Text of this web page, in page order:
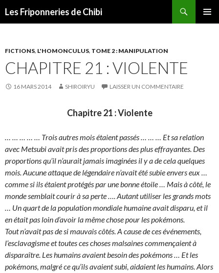
Les Friponneries de Chibi
FICTIONS, L'HOMONCULUS, TOME 2 : MANIPULATION
CHAPITRE 21 : VIOLENTE
16 MARS 2014 SHIROIRYU LAISSER UN COMMENTAIRE
Chapitre 21 : Violente
… … … … … Trois autres mois étaient passés … … … Et sa relation
avec Metsubi avait pris des proportions des plus effrayantes. Des
proportions qu’il n’aurait jamais imaginées il y a de cela quelques
mois. Aucune attaque de légendaire n’avait été subie envers eux …
comme si ils étaient protégés par une bonne étoile … Mais à côté, le
monde semblait courir à sa perte …. Autant utiliser les grands mots
… Un quart de la population mondiale humaine avait disparu, et il
en était pas loin d’avoir la même chose pour les pokémons.
Tout n’avait pas de si mauvais côtés. A cause de ces événements,
l’esclavagisme et toutes ces choses malsaines commençaient à
disparaître. Les humains avaient besoin des pokémons … Et les
pokémons, malgré ce qu’ils avaient subi, aidaient les humains. Alors